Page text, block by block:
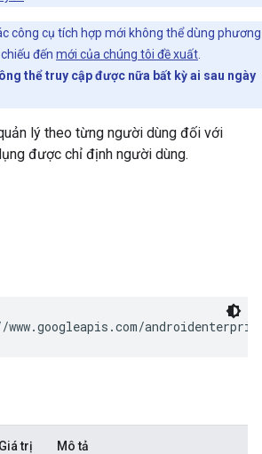
công cụ tích hợp mới không thể dùng phương
đến mới của chúng tôi đề xuất
thể truy cập được nữa bất kỳ ai sau ngày
lý theo từng người dùng đối với
được chỉ định người dùng.
www.googleapis.com/
Giá trị Mô tả